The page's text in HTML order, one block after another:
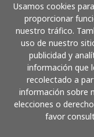
Usamos cookies
proporcionar
nuestro tráfico.
uso de nuestro
publicidad y
información que
recolectado a
información sobre
elecciones o
favor
Cómo funciona